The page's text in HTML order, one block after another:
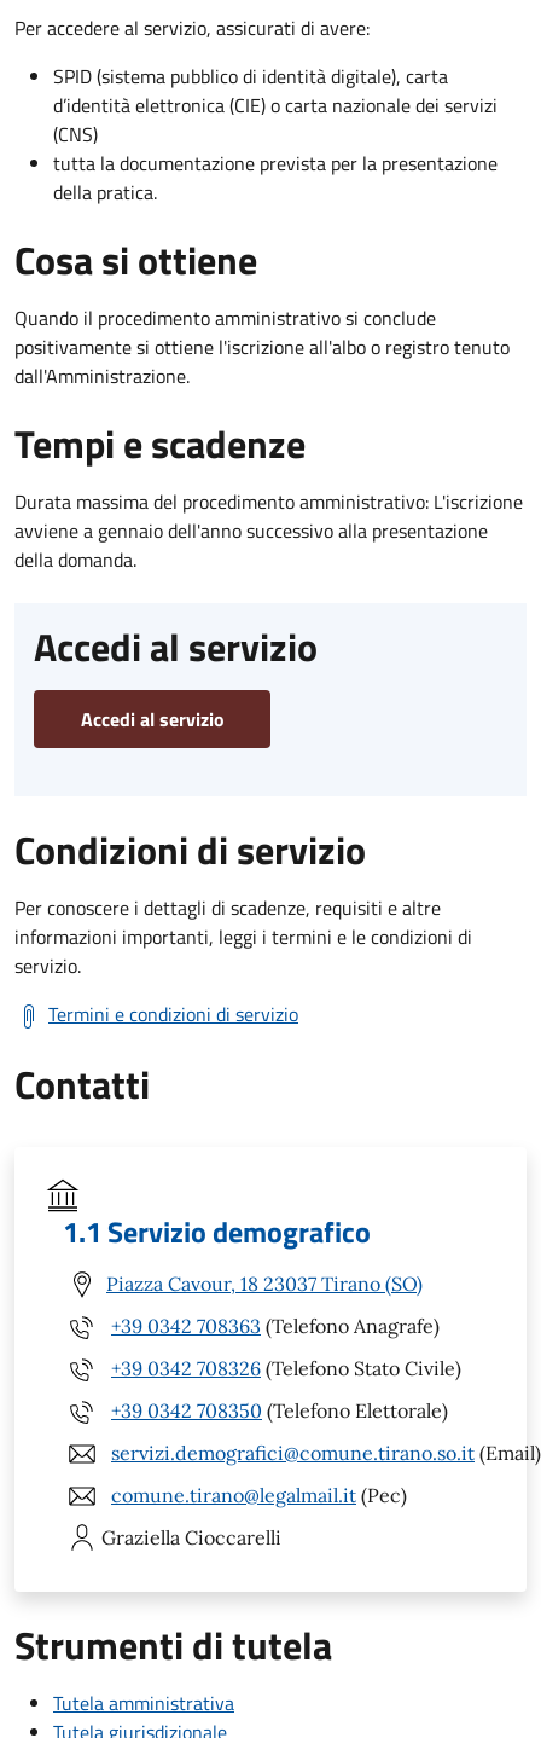
Per accedere al servizio, assicurati di avere:
SPID (sistema pubblico di identità digitale), carta
d’identità elettronica (CIE) o carta nazionale dei servizi
(CNS)
tutta la documentazione prevista per la presentazione
della pratica.
Cosa si ottiene
Quando il procedimento amministrativo si conclude
positivamente si ottiene l'iscrizione all'albo o registro tenuto
dall'Amministrazione.
Tempi e scadenze
Durata massima del procedimento amministrativo: L'iscrizione
avviene a gennaio dell'anno successivo alla presentazione
della domanda.
Accedi al servizio
Accedi al servizio
Condizioni di servizio
Per conoscere i dettagli di scadenze, requisiti e altre
informazioni importanti, leggi i termini e le condizioni di
servizio.
Termini e condizioni di servizio
Contatti
1.1 Servizio demografico
Piazza Cavour, 18 23037 Tirano (SO)
+39 0342 708363 (Telefono Anagrafe)
+39 0342 708326 (Telefono Stato Civile)
+39 0342 708350 (Telefono Elettorale)
servizi.demografici@comune.tirano.so.it (Email)
comune.tirano@legalmail.it (Pec)
Graziella Cioccarelli
Strumenti di tutela
Tutela amministrativa
Tutela giurisdizionale